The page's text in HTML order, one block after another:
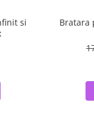
si
Bratara